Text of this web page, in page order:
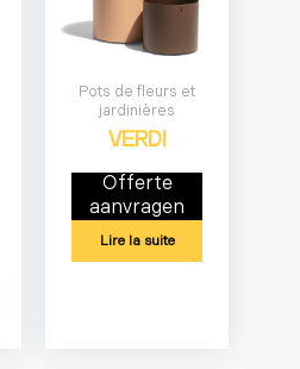
Pots de fleurs et
jardinières
VERDI
Offerte
aanvragen
Lire la suite